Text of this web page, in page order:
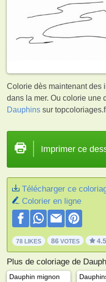
Colorie dès maintenant des
dans la mer. Ou colorie une
Dauphins sur
Imprimer ce
Télécharger ce
Colorier en ligne
78 LIKES 86 VOTES
Plus de coloriage de
Dauphin mignon